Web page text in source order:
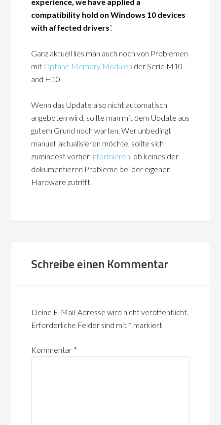
compatibility hold on Windows 10 devices
with affected drivers“.
Ganz aktuell lies man auch noch von Problemen
mit Optane Memory Modulen der Serie M10
and H10.
Wenn das Update also nicht automatisch
angeboten wird, sollte man mit dem Update aus
gutem Grund noch warten. Wer unbedingt
manuell aktualisieren möchte, sollte sich
zumindest vorher informieren, ob keines der
dokumentieren Probleme bei der eigenen
Hardware zutrifft.
Schreibe einen Kommentar
Deine E-Mail-Adresse wird nicht veröffentlicht.
Erforderliche Felder sind mit * markiert
Kommentar *